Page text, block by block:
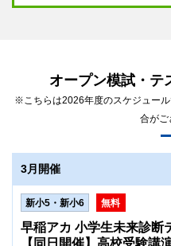
オープン模試・テ
※こちらは2026年度のスケジュー
合がご
3月開催
新小5・新小6 無料
早稲アカ 小学生未来診断
【同日開催】高校受験講